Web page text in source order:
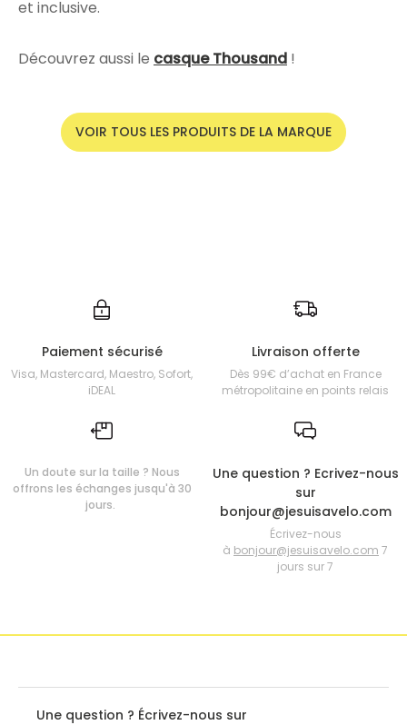
et inclusive.
Découvrez aussi le casque Thousand !
VOIR TOUS LES PRODUITS DE LA MARQUE
Paiement sécurisé
Visa, Mastercard, Maestro, Sofort,
iDEAL
Livraison offerte
Dès 99€ d’achat en France
métropolitaine en points relais
Un doute sur la taille ? Nous
offrons les échanges jusqu'à 30
jours.
Une question ? Ecrivez-nous
sur
bonjour@jesuisavelo.com
Écrivez-nous
à bonjour@jesuisavelo.com 7
jours sur 7
Une question ? Écrivez-nous sur